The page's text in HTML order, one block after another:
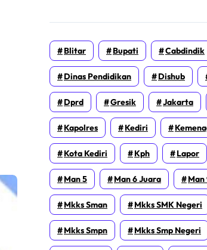
Blitar Bupati Cabdindik
Dinas Pendidikan Dishub
Dprd Gresik Jakarta
Kapolres Kediri
Kota Kediri Kph Lapor
Man 5 Man 6 Juara Man
Mkks Sman Mkks SMK Negeri
Mkks Smpn Mkks Smp Negeri